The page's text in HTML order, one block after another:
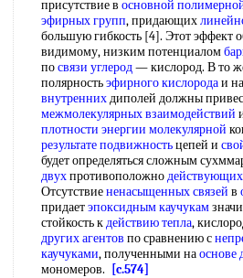
присутствие в основной
эфирных групп, придающих
большую гибкость [4]. Этот эффект
видимому, низким потенциалом
посвязи углерод— кислород. В то
полярностьэфирного кислородаи
внутреннихдиполей должны
межмолекулярных взаимодействий
плотности энергии молекулярной
результате подвижностьцепей и
будет определяться сложным
двухпротивоположно
Отсутствиененасыщенных связей в
придаетэпоксидным каучукам
стойкость кдействию тепла,
других агентов по сравнению с
каучуками, полученными наоснове
мономеров.
[c.574]